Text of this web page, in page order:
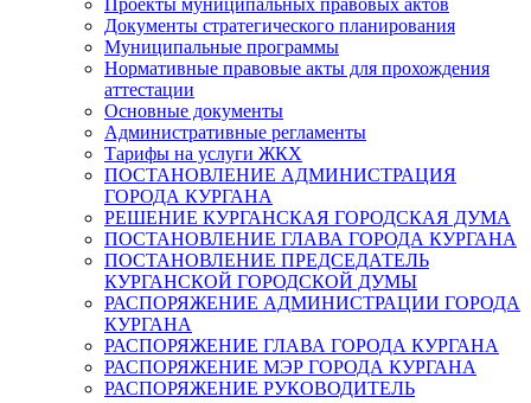
Проекты муниципальных правовых актов
Документы стратегического планирования
Муниципальные программы
Нормативные правовые акты для прохождения
аттестации
Основные документы
Административные регламенты
Тарифы на услуги ЖКХ
ПОСТАНОВЛЕНИЕ АДМИНИСТРАЦИЯ
ГОРОДА КУРГАНА
РЕШЕНИЕ КУРГАНСКАЯ ГОРОДСКАЯ ДУМА
ПОСТАНОВЛЕНИЕ ГЛАВА ГОРОДА КУРГАНА
ПОСТАНОВЛЕНИЕ ПРЕДСЕДАТЕЛЬ
КУРГАНСКОЙ ГОРОДСКОЙ ДУМЫ
РАСПОРЯЖЕНИЕ АДМИНИСТРАЦИИ ГОРОДА
КУРГАНА
РАСПОРЯЖЕНИЕ ГЛАВА ГОРОДА КУРГАНА
РАСПОРЯЖЕНИЕ МЭР ГОРОДА КУРГАНА
РАСПОРЯЖЕНИЕ РУКОВОДИТЕЛЬ